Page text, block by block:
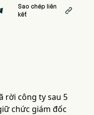
Sao chép liên
kết

rời công ty sau 5
chức giám đốc